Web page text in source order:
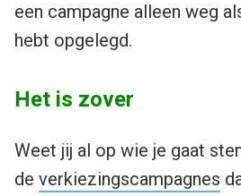
een campagne alleen weg
hebt opgelegd.
Het is zover
Weet jij al op wie je gaat
de verkiezingscampagnes